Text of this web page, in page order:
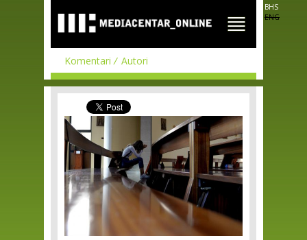
main
content
BHS
ENG
Komentari Autori